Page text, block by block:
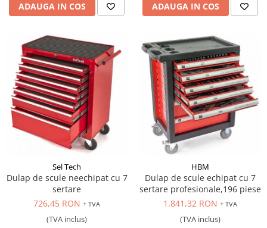
ADAUGA IN COS ADAUGA IN COS
Sel Tech
Dulap de scule neechipat cu 7
sertare
726,45 RON + TVA
(TVA inclus)
HBM
Dulap de scule echipat cu 7
sertare profesionale,196 piese
1.841,32 RON + TVA
(TVA inclus)